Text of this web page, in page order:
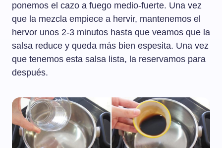
ponemos el cazo a fuego medio-fuerte. Una vez
que la mezcla empiece a hervir, mantenemos el
hervor unos 2-3 minutos hasta que veamos que la
salsa reduce y queda más bien espesita. Una vez
que tenemos esta salsa lista, la reservamos para
después.